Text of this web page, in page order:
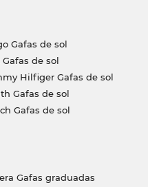
Gafas de sol
Gafas de sol
Hilfiger Gafas de sol
Gafas de sol
Gafas de sol
Gafas graduadas